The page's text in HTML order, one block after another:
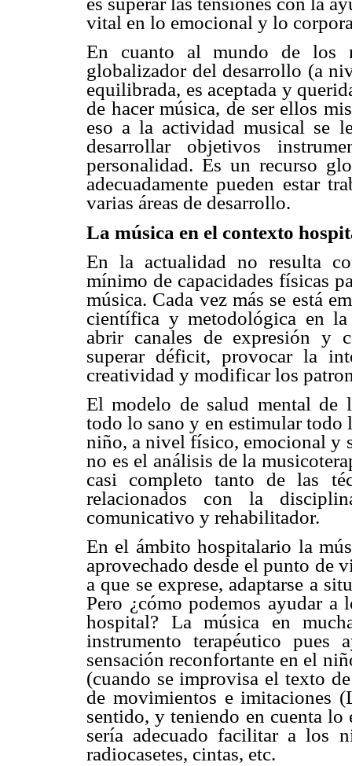
vital en lo emocional y lo
En cuanto al mundo de los
globalizador del desarrollo (a
equilibrada, es aceptada y
de hacer música, de ser ellos
eso a la actividad musical se
desarrollar objetivos
personalidad. Es un recurso
adecuadamente pueden estar
varias áreas de desarrollo.
La música en el contexto
En la actualidad no resulta
mínimo de capacidades físicas
música. Cada vez más se está
científica y metodológica en
abrir canales de expresión y
superar déficit, provocar la
creatividad y modificar los
El modelo de salud mental de
todo lo sano y en estimular todo
niño, a nivel físico, emocional y
no es el análisis de la
casi completo tanto de las
relacionados con la
comunicativo y rehabilitador.
En el ámbito hospitalario la
aprovechado desde el punto de
a que se exprese, adaptarse a
Pero ¿cómo podemos ayudar a
hospital? La música en
instrumento terapéutico pues
sensación reconfortante en el
(cuando se improvisa el texto
de movimientos e imitaciones
sentido, y teniendo en cuenta
sería adecuado facilitar a los
radiocasetes, cintas, etc.